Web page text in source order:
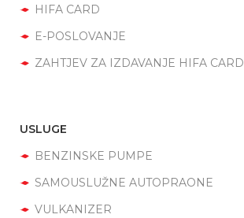
HIFA CARD
E-POSLOVANJE
ZAHTJEV ZA IZDAVANJE HIFA CARD
USLUGE
BENZINSKE PUMPE
SAMOUSLUŽNE AUTOPRAONE
VULKANIZER